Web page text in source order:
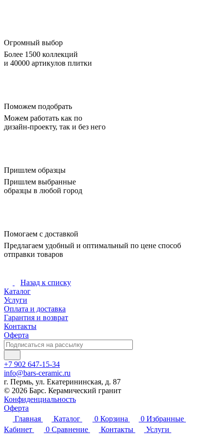
Огромный выбор
Более 1500 коллекций
и 40000 артикулов плитки
Поможем подобрать
Можем работать как по
дизайн-проекту, так и без него
Пришлем образцы
Пришлем выбранные
образцы в любой город
Помогаем с доставкой
Предлагаем удобный и оптимальный по цене способ
отправки товаров
Назад к списку
Каталог
Услуги
Оплата и доставка
Гарантия и возврат
Контакты
Оферта
+7 902 647-15-34
info@bars-ceramic.ru
г. Пермь, ул. Екатерининская, д. 87
© 2026 Барс. Керамический гранит
Конфиденциальность
Оферта
Главная
Каталог 0 Корзина 0 Избранные
Кабинет
0 Сравнение Контакты
Услуги